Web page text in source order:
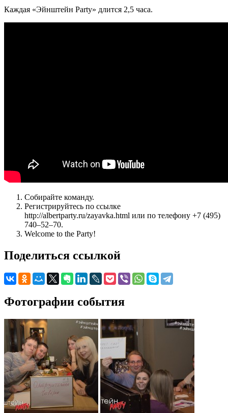
Каждая «Эйнштейн Party» длится 2,5 часа.
Собирайте команду.
Регистрируйтесь по ссылке
http://albertparty.ru/zayavka.html или по телефону +7 (495)
740–52–70.
Welcome to the Party!
Поделиться ссылкой
Фотографии события